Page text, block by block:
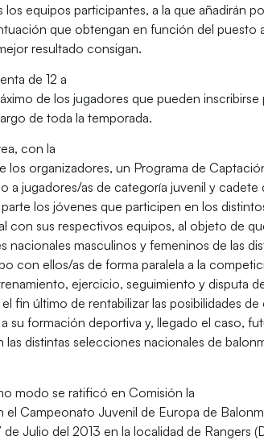
los equipos participantes, a la que añadirán
que obtengan en función del puesto
resultado consigan.
de 12 a
de los jugadores que pueden
de toda la temporada.
con la
los organizadores, un Programa de
a jugadores/as de categoría juvenil y cadete
los jóvenes que participen en los
con sus respectivos equipos, al objeto de
nacionales masculinos y femeninos de las
con ellos/as de forma paralela a la
ejercicio, seguimiento y disputa
fin último de rentabilizar las posibilidades de
su formación deportiva y, llegado el caso,
las distintas selecciones nacionales de
modo se ratificó en Comisión la
el Campeonato Juvenil de Europa de
Julio del 2013 en la localidad de Rangers